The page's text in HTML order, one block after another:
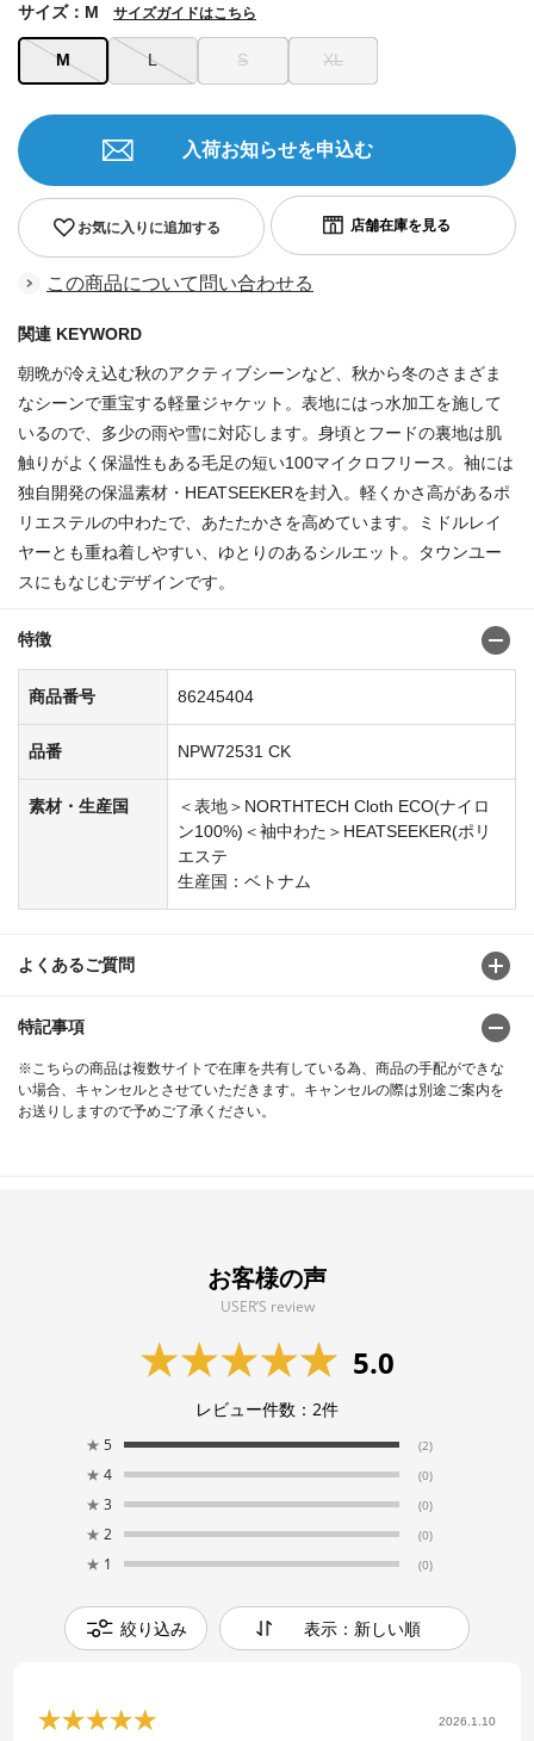
M L S XL
サイズ：M サイズガイドはこちら
お気に入りに追加する
入荷お知らせを申込む
この商品について問い合わせる
関連 KEYWORD
朝晩が冷え込む秋のアクティブシーンなど、秋から冬のさまざま
なシーンで重宝する軽量ジャケット。表地にはっ水加工を施して
いるので、多少の雨や雪に対応します。身頃とフードの裏地は肌
触りがよく保温性もある毛足の短い100マイクロフリース。袖には
独自開発の保温素材・HEATSEEKERを封入。軽くかさ高があるポ
リエステルの中わたで、あたたかさを高めています。ミドルレイ
ヤーとも重ね着しやすい、ゆとりのあるシルエット。タウンユー
スにもなじむデザインです。
特徴
商品番号 86245404
品番 NPW72531 CK
素材・生産国
＜表地＞NORTHTECH Cloth ECO(ナイロ
ン100%)＜袖中わた＞HEATSEEKER(ポリ
エステ
生産国：ベトナム
よくあるご質問
特記事項
※こちらの商品は複数サイトで在庫を共有している為、商品の手配ができな
い場合、キャンセルとさせていただきます。キャンセルの際は別途ご案内を
お送りしますので予めご了承ください。
お客様の声
USER’S review
5.0
レビュー件数： 2件
★ 5 (2)
★ 4 (0)
★ 3 (0)
★ 2 (0)
★ 1 (0)
絞り込み 表示：新しい順
2026.1.10